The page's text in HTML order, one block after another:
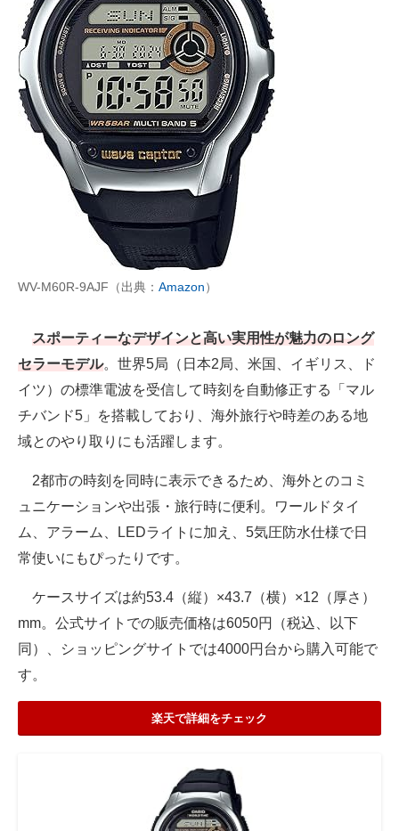
WV-M60R-9AJF（出典： Amazon）
スポーティーなデザインと高い実用性が魅力のロング
セラーモデル。世界5局（日本2局、米国、イギリス、ド
イツ）の標準電波を受信して時刻を自動修正する「マル
チバンド5」を搭載しており、海外旅行や時差のある地
域とのやり取りにも活躍します。
2都市の時刻を同時に表示できるため、海外とのコミ
ュニケーションや出張・旅行時に便利。ワールドタイ
ム、アラーム、LEDライトに加え、5気圧防水仕様で日
常使いにもぴったりです。
ケースサイズは約53.4（縦）×43.7（横）×12（厚さ）
mm。公式サイトでの販売価格は6050円（税込、以下
同）、ショッピングサイトでは4000円台から購入可能で
す。
楽天で詳細をチェック